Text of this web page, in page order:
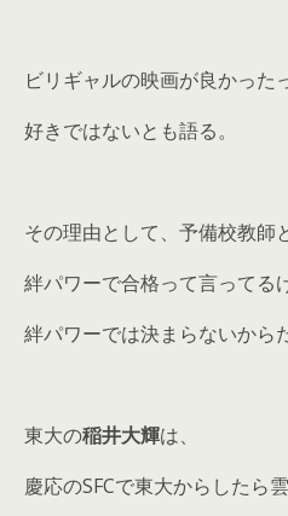
ビリギャルの映画が良かった
好きではないとも語る。
その理由として、予備校教師
絆パワーで合格って言ってる
絆パワーでは決まらないから
東大の稲井大輝は、
慶応のSFCで東大からしたら